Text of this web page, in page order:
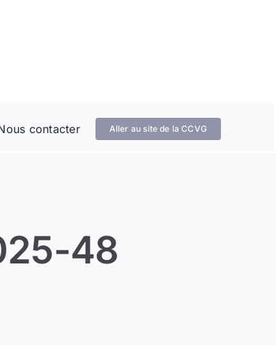
contacter Aller au site de la CCVG
48